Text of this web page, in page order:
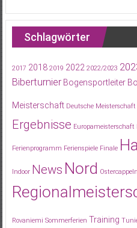
Schlagwörter
2017 2018 2019 2022 2022/2023
Biberturnier Bogensportleiter
Meisterschaft Deutsche Meisterschaft
Ergebnisse Europameisterschaft
Ferienprogramm Ferienspiele Finale
Indoor News Nord Ostercappeln
Rovaniemi Sommerferien Training